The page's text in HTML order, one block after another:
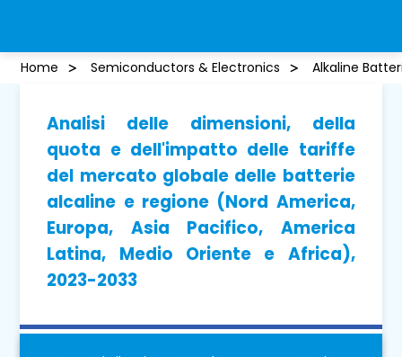
Home Semiconductors & Electronics Alkaline
Analisi delle dimensioni, della
quota e dell'impatto delle tariffe
del mercato globale delle batterie
alcaline e regione (Nord America,
Europa, Asia Pacifico, America
Latina, Medio Oriente e Africa),
2023-2033